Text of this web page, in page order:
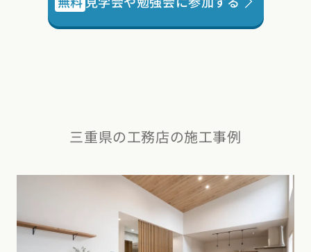
三重県の工務店の施工事例